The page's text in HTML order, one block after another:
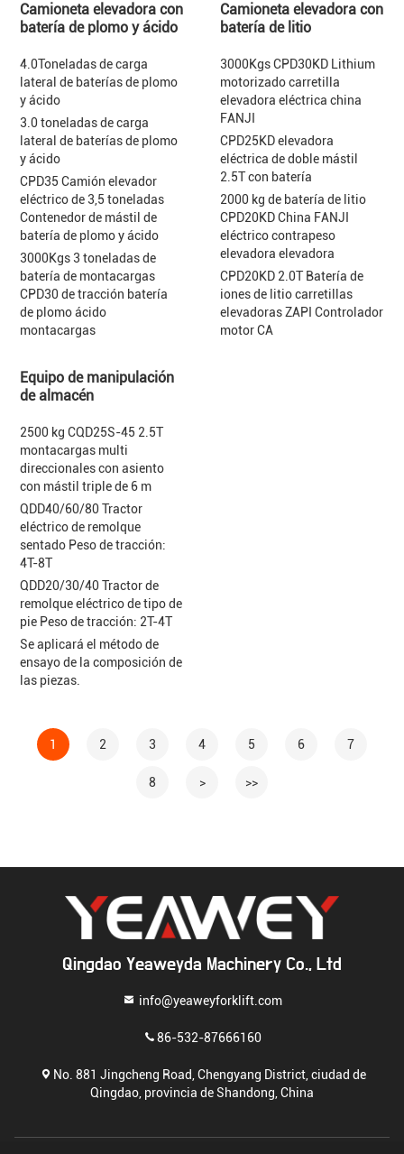
Camioneta elevadora con
batería de plomo y ácido
4.0Toneladas de carga
lateral de baterías de plomo
y ácido
3.0 toneladas de carga
lateral de baterías de plomo
y ácido
CPD35 Camión elevador
eléctrico de 3,5 toneladas
Contenedor de mástil de
batería de plomo y ácido
3000Kgs 3 toneladas de
batería de montacargas
CPD30 de tracción batería
de plomo ácido
montacargas
Camioneta elevadora con
batería de litio
3000Kgs CPD30KD Lithium
motorizado carretilla
elevadora eléctrica china
FANJI
CPD25KD elevadora
eléctrica de doble mástil
2.5T con batería
2000 kg de batería de litio
CPD20KD China FANJI
eléctrico contrapeso
elevadora elevadora
CPD20KD 2.0T Batería de
iones de litio carretillas
elevadoras ZAPI Controlador
motor CA
Equipo de manipulación
de almacén
2500 kg CQD25S-45 2.5T
montacargas multi
direccionales con asiento
con mástil triple de 6 m
QDD40/60/80 Tractor
eléctrico de remolque
sentado Peso de tracción:
4T-8T
QDD20/30/40 Tractor de
remolque eléctrico de tipo de
pie Peso de tracción: 2T-4T
Se aplicará el método de
ensayo de la composición de
las piezas.
1 2 3 4 5 6 7
8 > >>
Qingdao Yeaweyda Machinery Co., Ltd
info@yeaweyforklift.com
86-532-87666160
No. 881 Jingcheng Road, Chengyang District, ciudad de
Qingdao, provincia de Shandong, China